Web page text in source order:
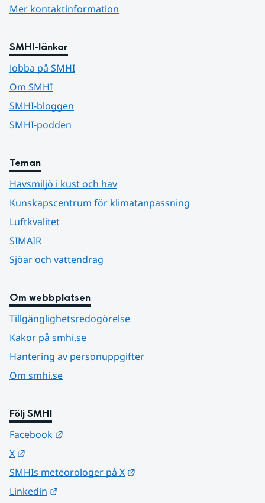
Mer kontaktinformation
SMHI-länkar
Jobba på SMHI
Om SMHI
SMHI-bloggen
SMHI-podden
Teman
Havsmiljö i kust och hav
Kunskapscentrum för klimatanpassning
Luftkvalitet
SIMAIR
Sjöar och vattendrag
Om webbplatsen
Tillgänglighetsredogörelse
Kakor på smhi.se
Hantering av personuppgifter
Om smhi.se
Följ SMHI
Facebook
X
SMHIs meteorologer på X
Linkedin